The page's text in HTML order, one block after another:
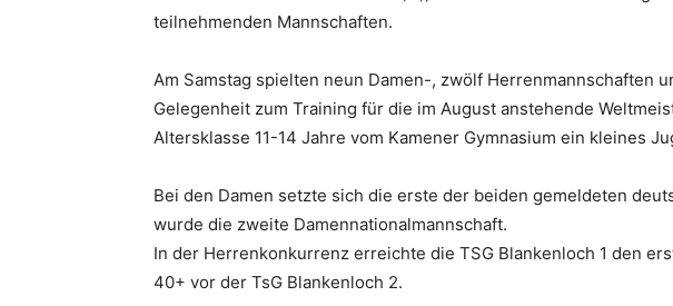
teilnehmenden Mannschaften.
Am Samstag spielten neun Damen-, zwölf Herrenmannschaften
Gelegenheit zum Training für die im August anstehende
Altersklasse 11-14 Jahre vom Kamener Gymnasium ein kleines
Bei den Damen setzte sich die erste der beiden gemeldeten
wurde die zweite Damennationalmannschaft.
In der Herrenkonkurrenz erreichte die TSG Blankenloch 1 den
40+ vor der TsG Blankenloch 2.